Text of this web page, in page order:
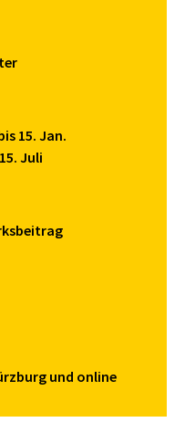
15. Jan.
Juli
und online